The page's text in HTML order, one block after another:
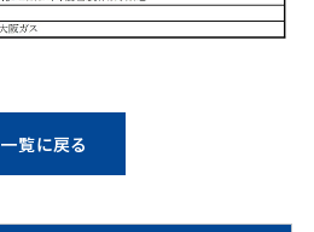
一覧に戻る